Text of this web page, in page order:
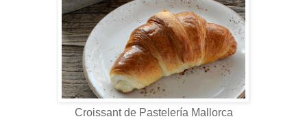
Croissant de Pastelería Mallorca